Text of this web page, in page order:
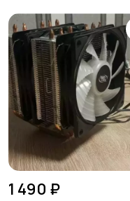
Программное
обеспечение
Комплектующие и
запчасти
1 490 ₽